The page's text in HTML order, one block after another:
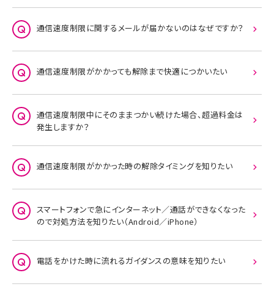
通信速度制限に関するメールが届かないのはなぜですか？
通信速度制限がかかっても解除まで快適につかいたい
通信速度制限中にそのままつかい続けた場合、超過料金は
発生しますか？
通信速度制限がかかった時の解除タイミングを知りたい
スマートフォンで急にインターネット／通話ができなくなった
ので対処方法を知りたい（Android／iPhone）
電話をかけた時に流れるガイダンスの意味を知りたい